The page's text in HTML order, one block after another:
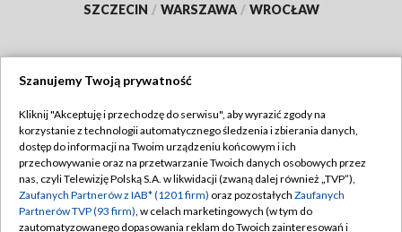
SZCZECIN / WARSZAWA / WROCŁAW
TVP
Abonament TVP
Emisja w TVP
Centrum informacji TVP
Regulamin TVP
Polityka prywatności
Moje zgody
Szanujemy Twoją prywatność
Kliknij "Akceptuję i przechodzę do serwisu", aby wyrazić zgody na
korzystanie z technologii automatycznego śledzenia i zbierania danych,
dostęp do informacji na Twoim urządzeniu końcowym i ich
przechowywanie oraz na przetwarzanie Twoich danych osobowych przez
nas, czyli Telewizję Polską S.A. w likwidacji (zwaną dalej również „TVP”),
Zaufanych Partnerów z IAB* (1201 firm) oraz pozostałych Zaufanych
Partnerów TVP (93 firm), w celach marketingowych (w tym do
zautomatyzowanego dopasowania reklam do Twoich zainteresowań i